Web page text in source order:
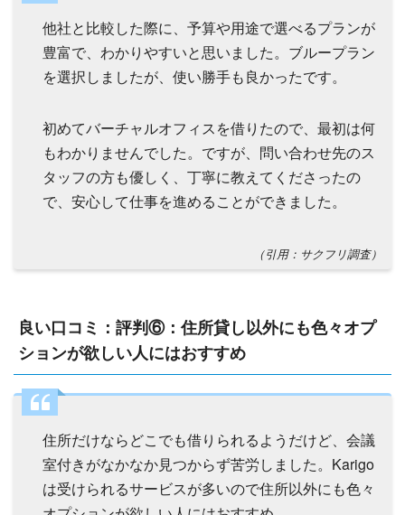
他社と比較した際に、予算や用途で選べるプランが
豊富で、わかりやすいと思いました。ブループラン
を選択しましたが、使い勝手も良かったです。
初めてバーチャルオフィスを借りたので、最初は何
もわかりませんでした。ですが、問い合わせ先のス
タッフの方も優しく、丁寧に教えてくださったの
で、安心して仕事を進めることができました。
（引用：サクフリ調査）
良い口コミ：評判⑥：住所貸し以外にも色々オプ
ションが欲しい人にはおすすめ
住所だけならどこでも借りられるようだけど、会議
室付きがなかなか見つからず苦労しました。Karigo
は受けられるサービスが多いので住所以外にも色々